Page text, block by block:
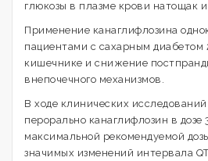
глюкозы в плазме крови натощак
Применение канаглифлозина
пациентами с сахарным
кишечнике и снижение
внепочечного механизмов.
В ходе клинических
перорально канаглифлозин в
максимальной рекомендуемой
значимых изменений интервала